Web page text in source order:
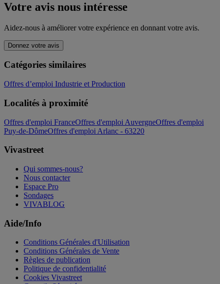
Votre avis nous intéresse
Aidez-nous à améliorer votre expérience en donnant votre avis.
Donnez votre avis
Catégories similaires
Offres d’emploi Industrie et Production
Localités à proximité
Offres d'emploi FranceOffres d'emploi AuvergneOffres d'emploi
Puy-de-DômeOffres d'emploi Arlanc - 63220
Vivastreet
Qui sommes-nous?
Nous contacter
Espace Pro
Sondages
VIVABLOG
Aide/Info
Conditions Générales d'Utilisation
Conditions Générales de Vente
Règles de publication
Politique de confidentialité
Cookies Vivastreet